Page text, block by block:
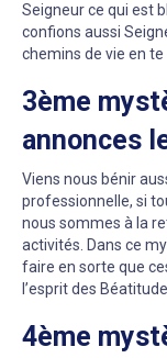
Seigneur ce qui est
confions aussi
chemins de vie en
3ème
annonces
Viens nous bénir
professionnelle, si
nous sommes à la
activités. Dans ce
faire en sorte que
l’esprit des
4ème